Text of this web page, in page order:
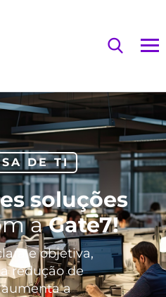
DE TI
soluções
aGate7!
e objetiva,
redução de
a